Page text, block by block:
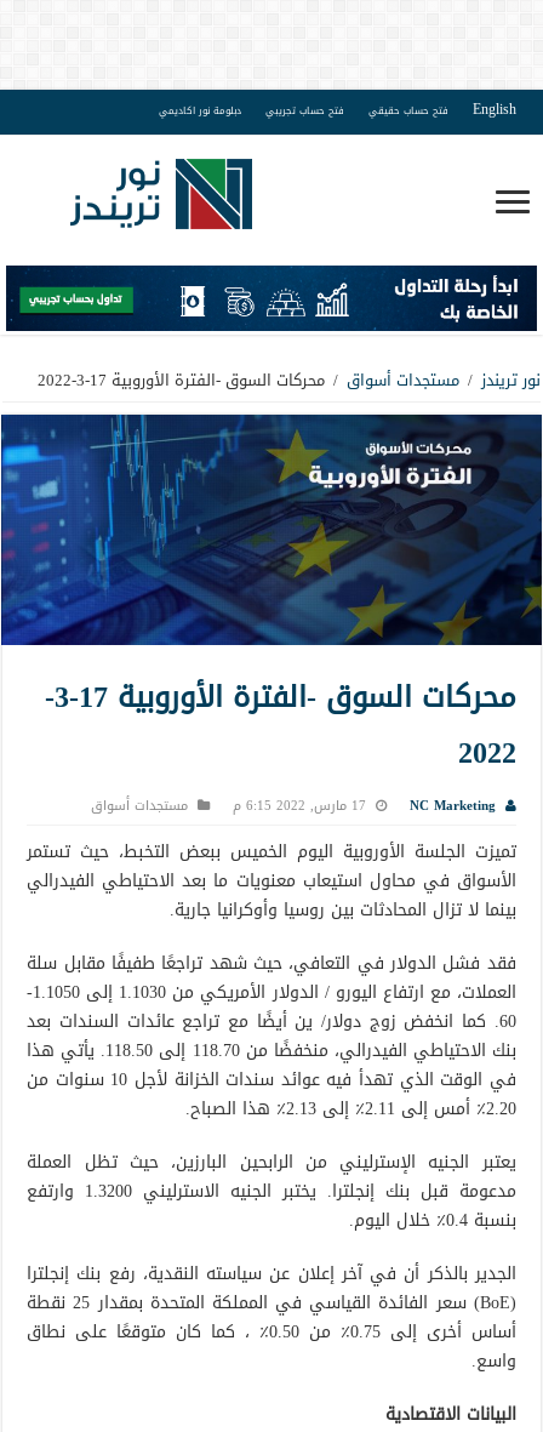
English فتح حساب حقيقي فتح حساب تجريبي دبلومة نور اكاديمي
نور تريندز / مستجدات أسواق / محركات السوق -الفترة الأوروبية 17-3-2022
محركات السوق -الفترة الأوروبية 17-3-
2022
NC Marketing 17 مارس, 2022 6:15 م مستجدات أسواق
تميزت الجلسة الأوروبية اليوم الخميس ببعض التخبط، حيث تستمر
الأسواق في محاول استيعاب معنويات ما بعد الاحتياطي الفيدرالي
بينما لا تزال المحادثات بين روسيا وأوكرانيا جارية.
فقد فشل الدولار في التعافي، حيث شهد تراجعًا طفيفًا مقابل سلة
العملات، مع ارتفاع اليورو / الدولار الأمريكي من 1.1030 إلى 1.1050-
60. كما انخفض زوج دولار/ ين أيضًا مع تراجع عائدات السندات بعد
بنك الاحتياطي الفيدرالي، منخفضًا من 118.70 إلى 118.50. يأتي هذا
في الوقت الذي تهدأ فيه عوائد سندات الخزانة لأجل 10 سنوات من
2.20٪ أمس إلى 2.11٪ إلى 2.13٪ هذا الصباح.
يعتبر الجنيه الإسترليني من الرابحين البارزين، حيث تظل العملة
مدعومة قبل بنك إنجلترا. يختبر الجنيه الاسترليني 1.3200 وارتفع
بنسبة 0.4٪ خلال اليوم.
الجدير بالذكر أن في آخر إعلان عن سياسته النقدية، رفع بنك إنجلترا
(BoE) سعر الفائدة القياسي في المملكة المتحدة بمقدار 25 نقطة
أساس أخرى إلى 0.75٪ من 0.50٪ ، كما كان متوقعًا على نطاق
واسع.
البيانات الاقتصادية